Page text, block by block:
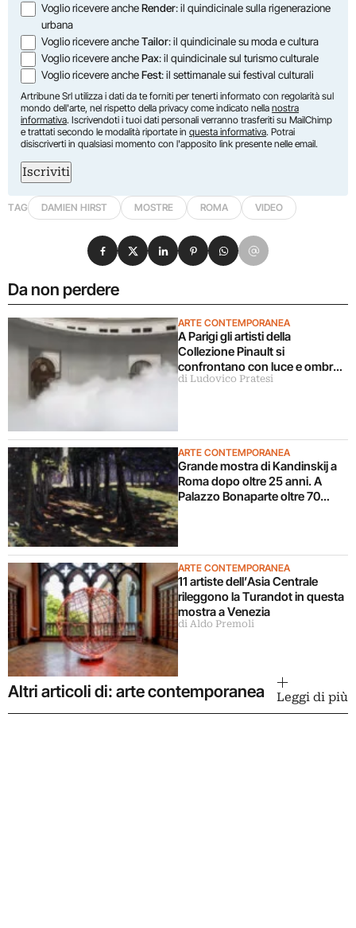
Voglio ricevere ancheRender: il quindicinale sulla rigenerazione
urbana
Voglio ricevere ancheTailor: il quindicinale su moda e cultura
Voglio ricevere anchePax: il quindicinale sul turismo culturale
Voglio ricevere ancheFest: il settimanale sui festival culturali
Artribune Srl utilizza i dati da te forniti per tenerti informato con regolarità sul
mondo dell'arte, nel rispetto della privacy come indicato nella nostra
informativa. Iscrivendoti i tuoi dati personali verranno trasferiti su MailChimp
e trattati secondo le modalità riportate in questa informativa. Potrai
disiscriverti in qualsiasi momento con l'apposito link presente nelle email.
Iscriviti
TAG DAMIEN HIRST MOSTRE ROMA VIDEO
Da non perdere
ARTE CONTEMPORANEA
A Parigi gli artisti della
Collezione Pinault si
confrontano con luce e ombra
in una grande mostra
di Ludovico Pratesi
ARTE CONTEMPORANEA
Grande mostra di Kandinskij a
Roma dopo oltre 25 anni. A
Palazzo Bonaparte oltre 70
ARTE CONTEMPORANEA
11 artiste dell’Asia Centrale
rileggono la Turandot in questa
mostra a Venezia
di Aldo Premoli
Condividi su Facebook
Condividi su X
Condividi su LinkedIn
Condividi su Pinterest
Condividi su WhatsApp
Condividi su Email
Altri articoli di: arte contemporanea Leggi di più